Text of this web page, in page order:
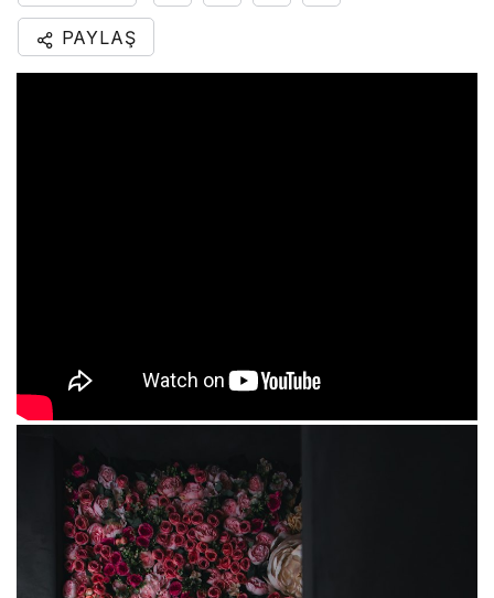
PAYLAŞ